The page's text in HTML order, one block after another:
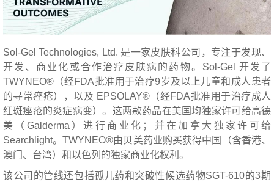
Sol-Gel Technologies, Ltd. 是一家皮肤科公司，专注于发现、
开发、商业化或合作治疗皮肤病的药物。Sol-Gel 开发了
TWYNEO®（经FDA批准用于治疗9岁及以上儿童和成人患者
的寻常痤疮），以及 EPSOLAY®（经FDA批准用于治疗成人
红斑痤疮的炎症病变）。这两款药品在美国均独家许可给高德
美（Galderma）进行商业化；并在加拿大独家许可给
Searchlight。TWYNEO®由贝美药业购买获得中国（含香港、
澳门、台湾）和以色列的独家商业化权利。
该公司的管线还包括孤儿药和突破性候选药物SGT-610的3期